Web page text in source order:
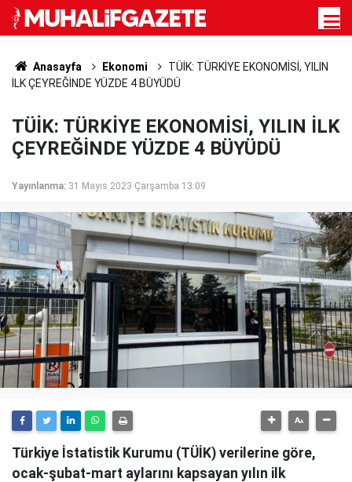
Anasayfa Ekonomi
TÜİK: TÜRKİYE EKONOMİSİ, YILIN
İLK ÇEYREĞİNDE YÜZDE 4 BÜYÜDÜ
TÜİK: TÜRKİYE EKONOMİSİ, YILIN İLK
ÇEYREĞİNDE YÜZDE 4 BÜYÜDÜ
Yayınlanma: 31 Mayıs 2023 Çarşamba 13:09
Türkiye İstatistik Kurumu (TÜİK) verilerine göre,
ocak-şubat-mart aylarını kapsayan yılın ilk